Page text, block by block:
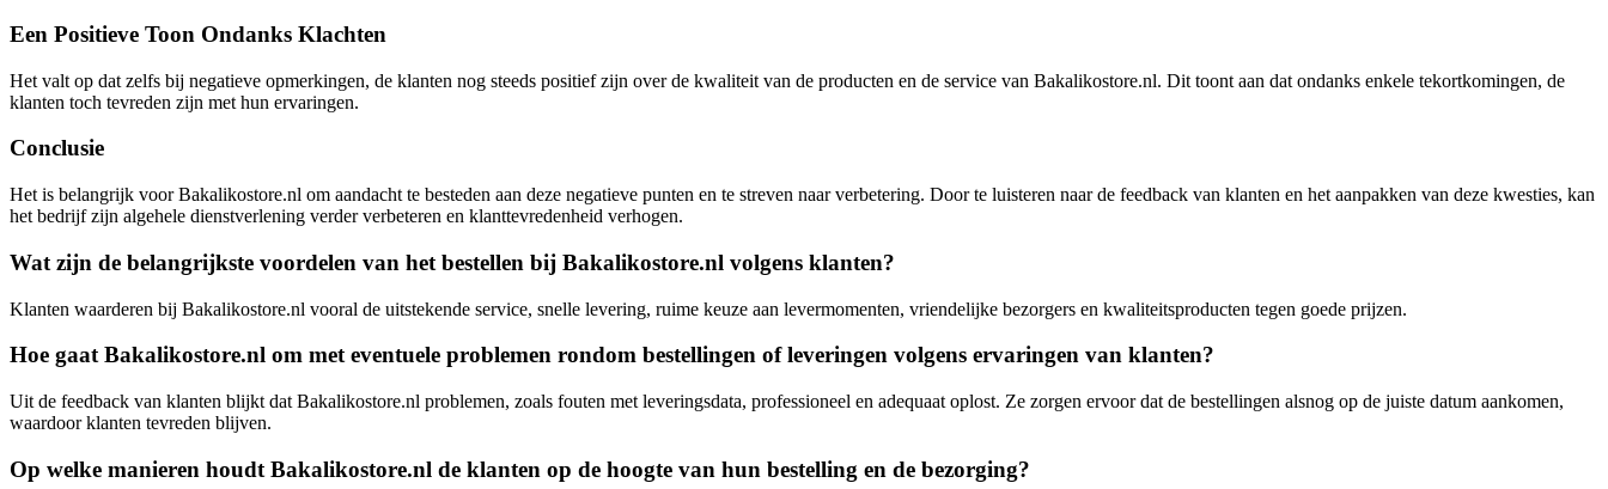
Een Positieve Toon Ondanks Klachten
Het valt op dat zelfs bij negatieve opmerkingen, de klanten nog steeds positief zijn over de kwaliteit van de producten en de service van Bakalikostore.nl. Dit toont aan dat ondanks enkele tekortkomingen, de
klanten toch tevreden zijn met hun ervaringen.
Conclusie
Het is belangrijk voor Bakalikostore.nl om aandacht te besteden aan deze negatieve punten en te streven naar verbetering. Door te luisteren naar de feedback van klanten en het aanpakken van deze kwesties, kan
het bedrijf zijn algehele dienstverlening verder verbeteren en klanttevredenheid verhogen.
Wat zijn de belangrijkste voordelen van het bestellen bij Bakalikostore.nl volgens klanten?
Klanten waarderen bij Bakalikostore.nl vooral de uitstekende service, snelle levering, ruime keuze aan levermomenten, vriendelijke bezorgers en kwaliteitsproducten tegen goede prijzen.
Hoe gaat Bakalikostore.nl om met eventuele problemen rondom bestellingen of leveringen volgens ervaringen van klanten?
Uit de feedback van klanten blijkt dat Bakalikostore.nl problemen, zoals fouten met leveringsdata, professioneel en adequaat oplost. Ze zorgen ervoor dat de bestellingen alsnog op de juiste datum aankomen,
waardoor klanten tevreden blijven.
Op welke manieren houdt Bakalikostore.nl de klanten op de hoogte van hun bestelling en de bezorging?